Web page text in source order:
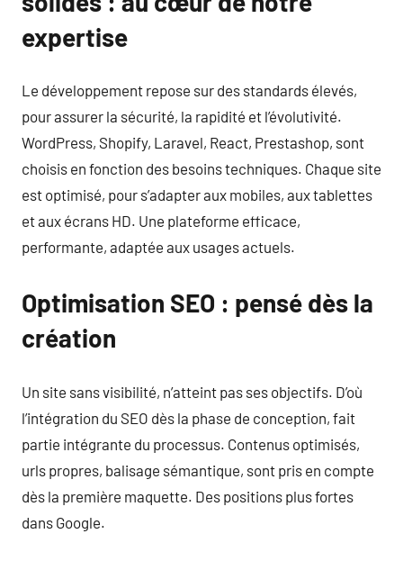
expertise
Le développement repose sur des standards élevés,
pour assurer la sécurité, la rapidité et l’évolutivité.
WordPress, Shopify, Laravel, React, Prestashop, sont
choisis en fonction des besoins techniques. Chaque site
est optimisé, pour s’adapter aux mobiles, aux tablettes
et aux écrans HD. Une plateforme efficace,
performante, adaptée aux usages actuels.
Optimisation SEO : pensé dès la
création
Un site sans visibilité, n’atteint pas ses objectifs. D’où
l’intégration du SEO dès la phase de conception, fait
partie intégrante du processus. Contenus optimisés,
urls propres, balisage sémantique, sont pris en compte
dès la première maquette. Des positions plus fortes
dans Google.